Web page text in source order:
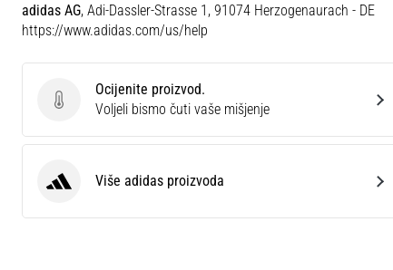
adidas AG, Adi-Dassler-Strasse 1, 91074 Herzogenaurach - DE
https://www.adidas.com/us/help
Ocijenite proizvod.
Ocijenite proizvod.
Voljeli bismo čuti vaše mišjenje
adidas Više adidas proizvoda